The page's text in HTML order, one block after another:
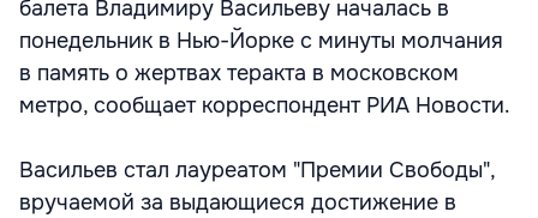
балета Владимиру Васильеву началась в
понедельник в Нью-Йорке с минуты молчания
в память о жертвах теракта в московском
метро, сообщает корреспондент РИА Новости.
Васильев стал лауреатом "Премии Свободы",
вручаемой за выдающиеся достижение в